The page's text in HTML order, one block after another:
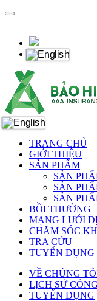
TRANG CHỦ
GIỚI THIỆU
SẢN PHẨM
SẢN
SẢN
SẢN
BỒI THƯỜNG
MẠNG LƯỚI
CHĂM SÓC
TRA CỨU
TUYỂN DỤNG
VỀ CHÚNG
LỊCH SỬ
TUYỂN DỤNG